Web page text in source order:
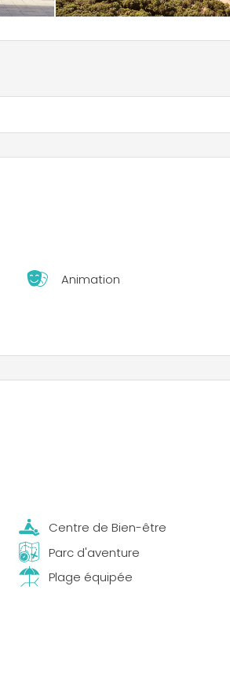
Animation
Centre de Bien-être
Parc d'aventure
Plage équipée